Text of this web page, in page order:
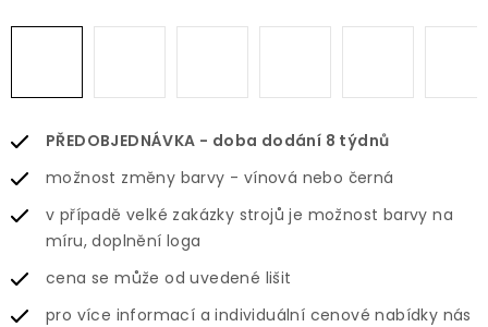
PŘEDOBJEDNÁVKA - doba dodání 8 týdnů
možnost změny barvy - vínová nebo černá
v případě velké zakázky strojů je možnost barvy na
míru, doplnění loga
cena se může od uvedené lišit
pro více informací a individuální cenové nabídky nás